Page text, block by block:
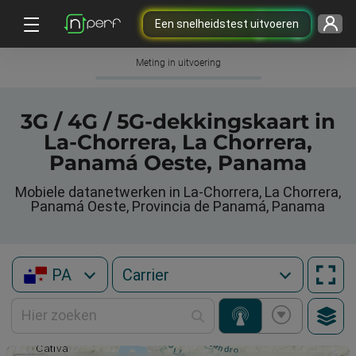
Een snelheidstest uitvoeren
Meting in uitvoering
3G / 4G / 5G-dekkingskaart in
La-Chorrera, La Chorrera,
Panamá Oeste, Panama
Mobiele datanetwerken in La-Chorrera, La Chorrera,
Panamá Oeste, Provincia de Panamá, Panama
PA